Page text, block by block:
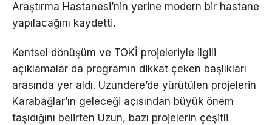
Araştırma Hastanesi’nin yerine modern bir hastane
yapılacağını kaydetti.
Kentsel dönüşüm ve TOKİ projeleriyle ilgili
açıklamalar da programın dikkat çeken başlıkları
arasında yer aldı. Uzundere’de yürütülen projelerin
Karabağlar’ın geleceği açısından büyük önem
taşıdığını belirten Uzun, bazı projelerin çeşitli